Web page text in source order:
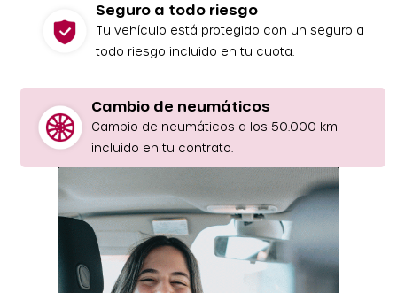
Seguro a todo riesgo
Tu vehículo está protegido con un seguro a
todo riesgo incluido en tu cuota.
Cambio de neumáticos
Cambio de neumáticos a los 50.000 km
incluido en tu contrato.